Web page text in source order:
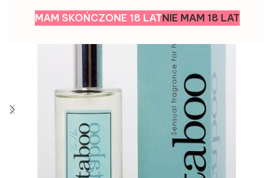
MAM SKOŃCZONE 18 LATNIE MAM 18 LAT